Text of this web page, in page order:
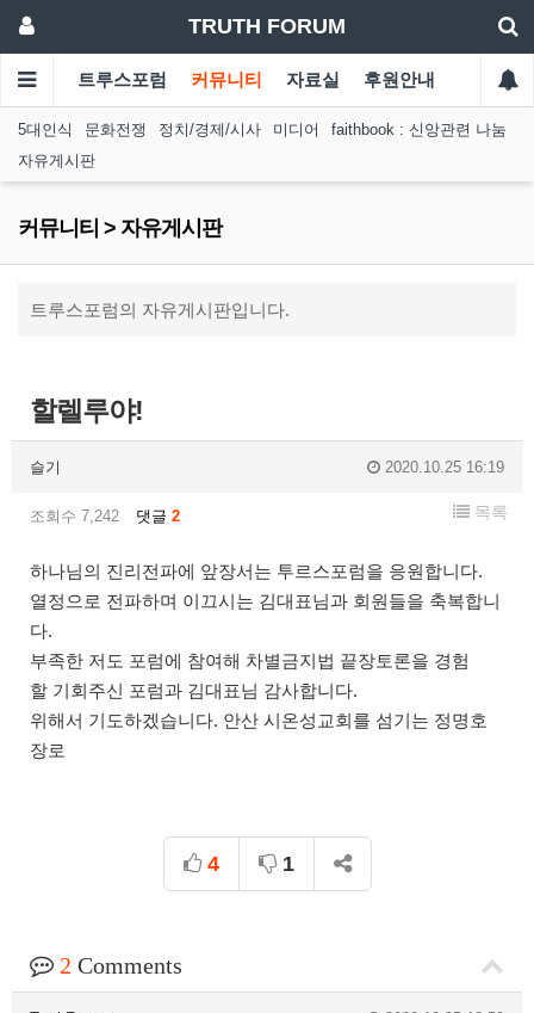
TRUTH FORUM
트루스포럼 커뮤니티 자료실 후원안내
5대인식 문화전쟁 정치/경제/시사 미디어
faithbook : 신앙관련 나눔
자유게시판
커뮤니티 > 자유게시판
트루스포럼의 자유게시판입니다.
할렐루야!
슬기 2020.10.25 16:19
조회수 7,242 댓글 2 목록
하나님의 진리전파에 앞장서는 투르스포럼을 응원합니다.
열정으로 전파하며 이끄시는 김대표님과 회원들을 축복합니
다.
부족한 저도 포럼에 참여해 차별금지법 끝장토론을 경험
할 기회주신 포럼과 김대표님 감사합니다.
위해서 기도하겠습니다. 안산 시온성교회를 섬기는 정명호
장로
4 1
2 Comments